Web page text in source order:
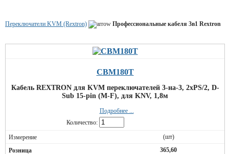
Переключатели KVM (Rextron) Профессиональные кабеля 3в1 Rextron
CBM180T
Кабель REXTRON для KVM переключателей 3-на-3, 2xPS/2, D-
Sub 15-pin (M-F), для KNV, 1,8м
Подробнее ...
Количество:
(шт)
365,60